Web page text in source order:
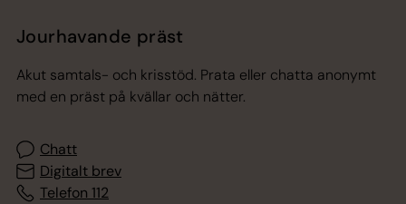
Jourhavande präst
Akut samtals- och krisstöd. Prata eller chatta anonymt
med en präst på kvällar och nätter.
Chatt
Digitalt brev
Telefon 112